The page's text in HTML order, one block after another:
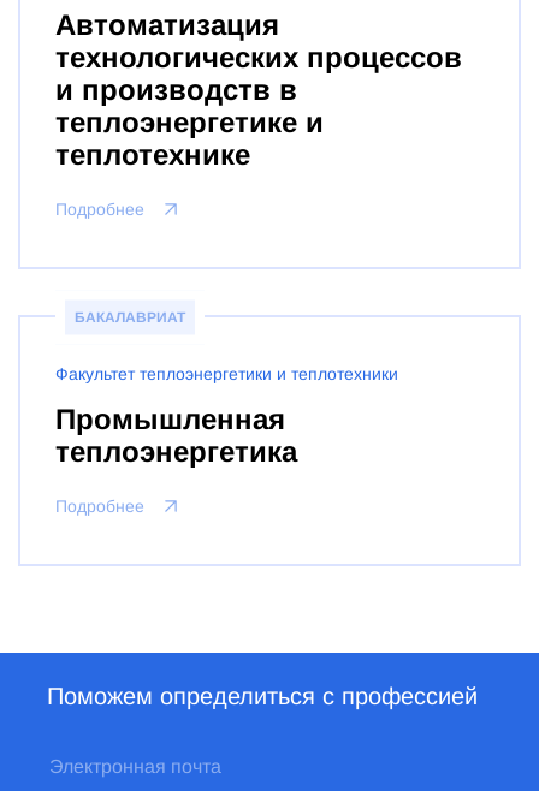
Автоматизация
технологических процессов
и производств в
теплоэнергетике и
теплотехнике
Подробнее
БАКАЛАВРИАТ
Факультет теплоэнергетики и теплотехники
Промышленная
теплоэнергетика
Подробнее
Поможем определиться с профессией